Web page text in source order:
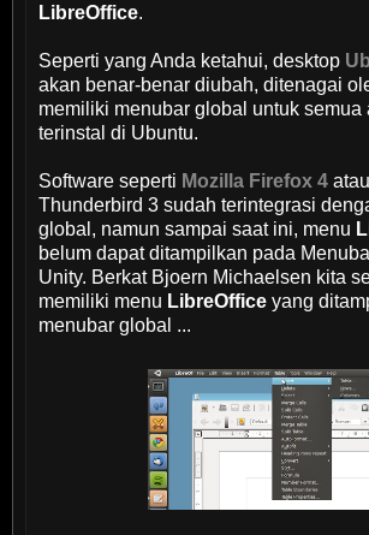
LibreOffice.
Seperti yang Anda ketahui, desktop
akan benar-benar diubah, ditenagai
memiliki menubar global untuk semua
terinstal di Ubuntu.
Software seperti Mozilla Firefox 4
Thunderbird 3 sudah terintegrasi
global, namun sampai saat ini, menu
belum dapat ditampilkan pada
Unity. Berkat Bjoern Michaelsen kita
memiliki menu LibreOffice yang
menubar global ...